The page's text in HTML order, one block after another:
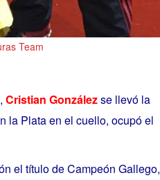
Team
Cristian Gonzálezse llevó la
la Plata en el cuello, ocupó el
el título de Campeón Gallego,